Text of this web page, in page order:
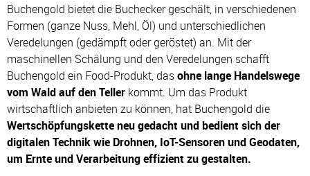
Buchengold bietet die Buchecker geschält, in verschiedenen
Formen (ganze Nuss, Mehl, Öl) und unterschiedlichen
Veredelungen (gedämpft oder geröstet) an. Mit der
maschinellen Schälung und den Veredelungen schafft
Buchengold ein Food-Produkt, dasohne lange Handelswege
vom Wald auf den Teller kommt. Um das Produkt
wirtschaftlich anbieten zu können, hat Buchengold die
Wertschöpfungskette neu gedacht und bedient sich der
digitalen Technik wie Drohnen, IoT-Sensoren und Geodaten,
um Ernte und Verarbeitung effizient zu gestalten.